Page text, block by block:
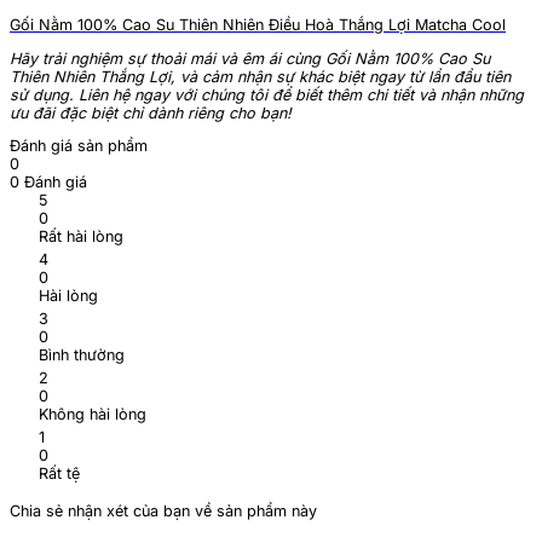
Gối Nằm 100% Cao Su Thiên Nhiên Điều Hoà Thắng Lợi Matcha Cool
Hãy trải nghiệm sự thoải mái và êm ái cùng Gối Nằm 100% Cao Su
Thiên Nhiên Thắng Lợi, và cảm nhận sự khác biệt ngay từ lần đầu tiên
sử dụng. Liên hệ ngay với chúng tôi để biết thêm chi tiết và nhận những
ưu đãi đặc biệt chỉ dành riêng cho bạn!
Đánh giá sản phẩm
0
0 Đánh giá
5
0
Rất hài lòng
4
0
Hài lòng
3
0
Bình thường
2
0
Không hài lòng
1
0
Rất tệ
Chia sẻ nhận xét của bạn về sản phẩm này